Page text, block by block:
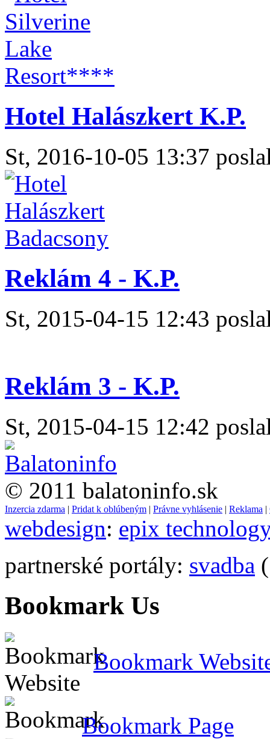
Hotel Halászkert K.P.
St, 2016-10-05 13:37
Reklám 4 - K.P.
St, 2015-04-15 12:43
Reklám 3 - K.P.
St, 2015-04-15 12:42
© 2011 balatoninfo.sk
Inzercia zdarma | Pridat k oblúbeným | Právne vyhlásenie | Reklama |
webdesign: epix
partnerské portály: svadba
Bookmark Us
Bookmark
Bookmark Page